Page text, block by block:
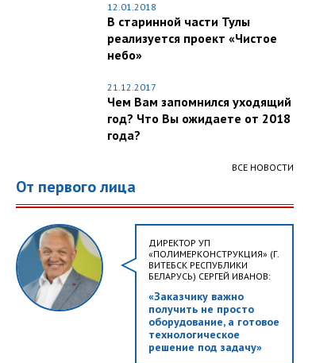
12.01.2018
В старинной части Тулы
реализуется проект «Чистое
небо»
21.12.2017
Чем Вам запомнился уходящий
год? Что Вы ожидаете от 2018
года?
ВСЕ НОВОСТИ
От первого лица
ДИРЕКТОР УП
«ПОЛИМЕРКОНСТРУКЦИЯ» (Г.
ВИТЕБСК РЕСПУБЛИКИ
БЕЛАРУСЬ) СЕРГЕЙ ИВАНОВ:
«Заказчику важно
получить не просто
оборудование, а готовое
технологическое
решение под задачу»